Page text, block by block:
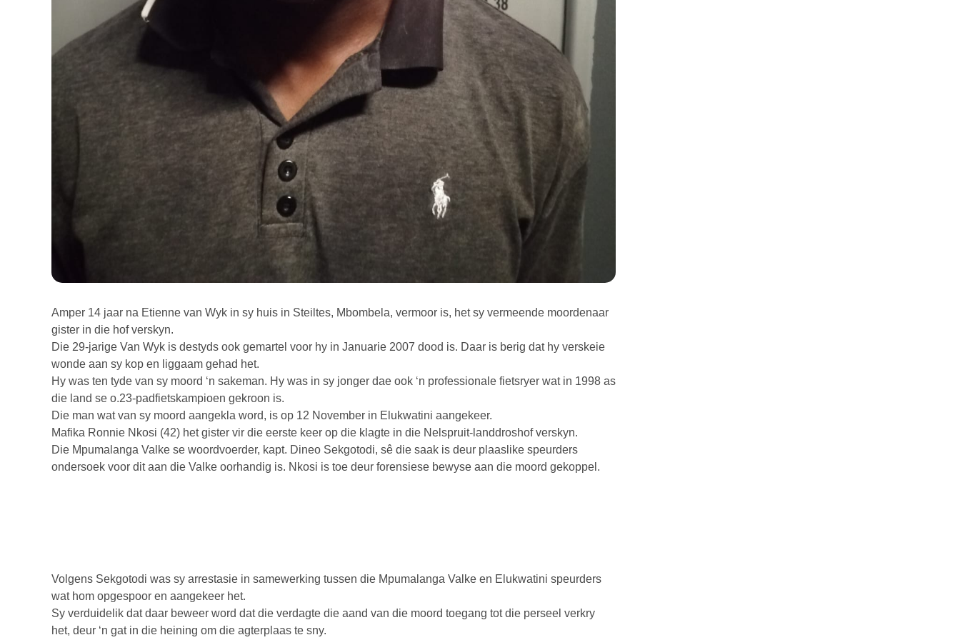
Amper 14 jaar na Etienne van Wyk in sy huis in Steiltes, Mbombela, vermoor is, het sy vermeende moordenaar
gister in die hof verskyn.
Die 29-jarige Van Wyk is destyds ook gemartel voor hy in Januarie 2007 dood is. Daar is berig dat hy verskeie
wonde aan sy kop en liggaam gehad het.
Hy was ten tyde van sy moord ‘n sakeman. Hy was in sy jonger dae ook ‘n professionale fietsryer wat in 1998 as
die land se o.23-padfietskampioen gekroon is.
Die man wat van sy moord aangekla word, is op 12 November in Elukwatini aangekeer.
Mafika Ronnie Nkosi (42) het gister vir die eerste keer op die klagte in die Nelspruit-landdroshof verskyn.
Die Mpumalanga Valke se woordvoerder, kapt. Dineo Sekgotodi, sê die saak is deur plaaslike speurders
ondersoek voor dit aan die Valke oorhandig is. Nkosi is toe deur forensiese bewyse aan die moord gekoppel.
Volgens Sekgotodi was sy arrestasie in samewerking tussen die Mpumalanga Valke en Elukwatini speurders
wat hom opgespoor en aangekeer het.
Sy verduidelik dat daar beweer word dat die verdagte die aand van die moord toegang tot die perseel verkry
het, deur ‘n gat in die heining om die agterplaas te sny.